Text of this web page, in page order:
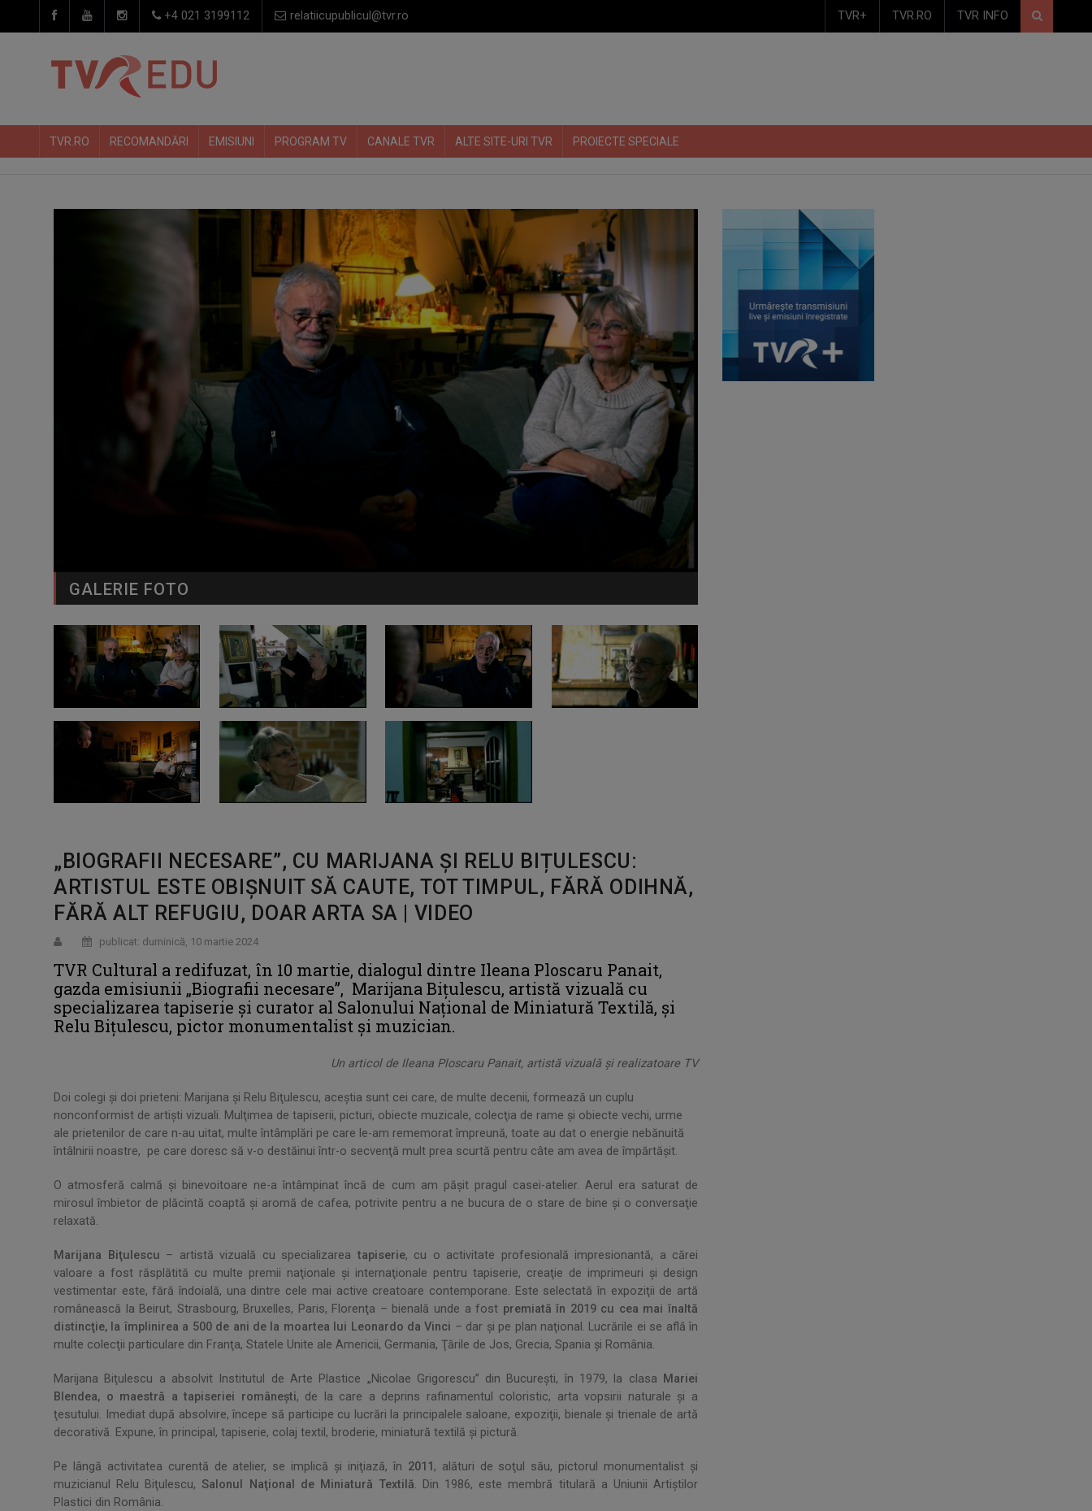
+4 021 3199112 relatiicupublicul@tvr.ro TVR+ TVR.RO TVR INFO
TVR.RO RECOMANDĂRI EMISIUNI PROGRAM TV CANALE TVR ALTE SITE-URI TVR PROIECTE SPECIALE
GALERIE FOTO
„BIOGRAFII NECESARE”, CU MARIJANA ȘI RELU BIȚULESCU:
ARTISTUL ESTE OBIŞNUIT SĂ CAUTE, TOT TIMPUL, FĂRĂ ODIHNĂ,
FĂRĂ ALT REFUGIU, DOAR ARTA SA | VIDEO
publicat: duminică, 10 martie 2024
TVR Cultural a redifuzat, în 10 martie, dialogul dintre Ileana Ploscaru Panait,
gazda emisiunii „Biografii necesare”, Marijana Biţulescu, artistă vizuală cu
specializarea tapiserie și curator al Salonului Naţional de Miniatură Textilă, și
Relu Bițulescu, pictor monumentalist şi muzician.
Un articol de Ileana Ploscaru Panait, artistă vizuală și realizatoare TV
Doi colegi şi doi prieteni: Marijana şi Relu Biţulescu, aceştia sunt cei care, de multe decenii, formează un cuplu
nonconformist de artişti vizuali. Mulţimea de tapiserii, picturi, obiecte muzicale, colecţia de rame şi obiecte vechi, urme
ale prietenilor de care n-au uitat, multe întâmplări pe care le-am rememorat împreună, toate au dat o energie nebănuită
întâlnirii noastre, pe care doresc să v-o destăinui într-o secvenţă mult prea scurtă pentru câte am avea de împărtăşit.
O atmosferă calmă şi binevoitoare ne-a întâmpinat încă de cum am păşit pragul casei-atelier. Aerul era saturat de
mirosul îmbietor de plăcintă coaptă şi aromă de cafea, potrivite pentru a ne bucura de o stare de bine şi o conversaţie
relaxată.
Marijana Biţulescu – artistă vizuală cu specializarea tapiserie, cu o activitate profesională impresionantă, a cărei
valoare a fost răsplătită cu multe premii naţionale şi internaţionale pentru tapiserie, creaţie de imprimeuri şi design
vestimentar este, fără îndoială, una dintre cele mai active creatoare contemporane. Este selectată în expoziţii de artă
românească la Beirut, Strasbourg, Bruxelles, Paris, Florenţa – bienală unde a fost premiată în 2019 cu cea mai înaltă
distincţie, la împlinirea a 500 de ani de la moartea lui Leonardo da Vinci – dar şi pe plan naţional. Lucrările ei se află în
multe colecţii particulare din Franţa, Statele Unite ale Americii, Germania, Ţările de Jos, Grecia, Spania şi România.
Marijana Biţulescu a absolvit Institutul de Arte Plastice „Nicolae Grigorescu” din Bucureşti, în 1979, la clasa
Mariei
Blendea, o maestră a tapiseriei româneşti, de la care a deprins rafinamentul coloristic, arta vopsirii naturale şi a
ţesutului. Imediat după absolvire, începe să participe cu lucrări la principalele saloane, expoziţii, bienale şi trienale de artă
decorativă. Expune, în principal, tapiserie, colaj textil, broderie, miniatură textilă şi pictură.
Pe lângă activitatea curentă de atelier, se implică şi iniţiază, în 2011 , alături de soţul său, pictorul monumentalist şi
muzicianul Relu Biţulescu,Salonul Naţional de Miniatură Textilă. Din 1986, este membră titulară a Uniunii Artiştilor
Plastici din România.